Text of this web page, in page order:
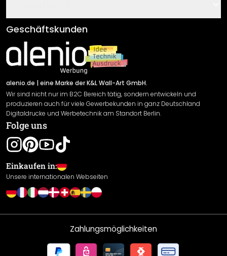
Klebe- und Montageanleitungen
Newsletter An-/Abmeldung
Sendungsverfolgung
AGB
Impressum
Versand & Zahlung
Rücksendung
Widerrufsrecht
Datenschutzerklärung
Gewährleistung
Leistungserklärung / CE-Zeichen
Cookie Einstellungen
Geschäftskunden
alenio.de | eine Marke der K&L Wall-Art GmbH.
Wir sind nicht nur im B2C Bereich tätig, sondern entwickeln und
produzieren auch für viele Gewerbekunden in ganz Deutschland
Digitaldrucke und Werbetechnik am Standort Berlin.
Folge uns
Einkaufen in:
Unsere internationalen Webseiten
Zahlungsmöglichkeiten